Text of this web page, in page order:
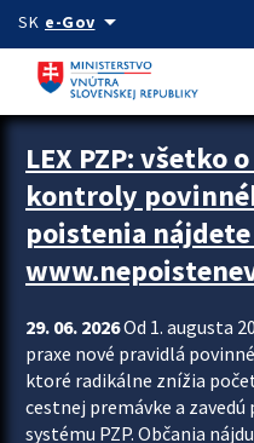
Preskocit na hlavný obsah
SK e-Govarrow_drop_down
Zastavit automatický posun
LEX PZP: všetko
kontroly
poistenia nájdete
29. 06. 2026Od 1. augusta
praxe nové pravidlá
ktoré radikálne znížia
cestnej premávke a
systému PZP. Občania